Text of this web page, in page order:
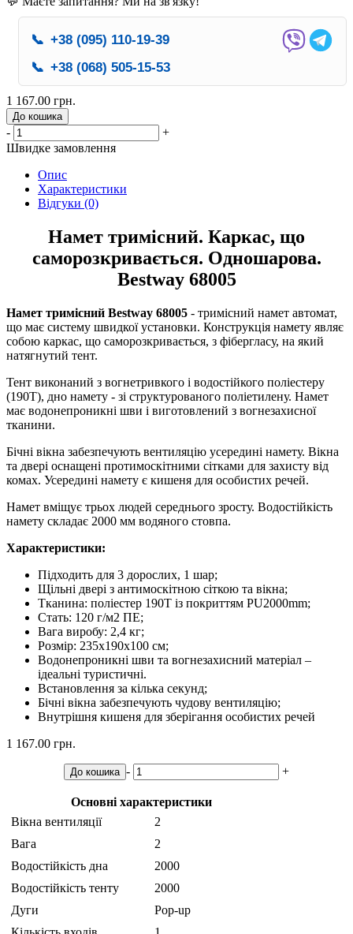
📞 +38 (095) 110-19-39
📞 +38 (068) 505-15-53
1 167.00 грн.
До кошика
-
+
Швидке замовлення
Опис
Характеристики
Відгуки (0)
Намет тримісний. Каркас, що
саморозкривається. Одношарова.
Bestway 68005
Намет тримісний Bestway 68005 - тримісний намет автомат,
що має систему швидкої установки. Конструкція намету являє
собою каркас, що саморозкривається, з фібергласу, на який
натягнутий тент.
Тент виконаний з вогнетривкого і водостійкого поліестеру
(190T), дно намету - зі структурованого поліетилену. Намет
має водонепроникні шви і виготовлений з вогнезахисної
тканини.
Бічні вікна забезпечують вентиляцію усередині намету. Вікна
та двері оснащені протимоскітними сітками для захисту від
комах. Усередині намету є кишеня для особистих речей.
Намет вміщує трьох людей середнього зросту. Водостійкість
намету складає 2000 мм водяного стовпа.
Характеристики:
Підходить для 3 дорослих, 1 шар;
Щільні двері з антимоскітною сіткою та вікна;
Тканина: поліестер 190T із покриттям PU2000mm;
Стать: 120 г/м2 ПЕ;
Вага виробу: 2,4 кг;
Розмір: 235х190х100 см;
Водонепроникні шви та вогнезахисний матеріал –
ідеальні туристичні.
Встановлення за кілька секунд;
Бічні вікна забезпечують чудову вентиляцію;
Внутрішня кишеня для зберігання особистих речей
1 167.00 грн.
До кошика - +
Основні характеристики
Вікна вентиляції
2
Вага
2
Водостійкість дна
2000
Водостійкість тенту
2000
Дуги
Pop-up